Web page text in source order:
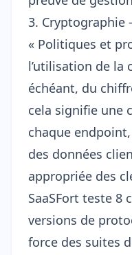
3. Cryptographie
« Politiques et
l’utilisation de la
échéant, du
cela signifie une
chaque
des données
appropriée des
SaaSFort teste 8
versions de
force des suites